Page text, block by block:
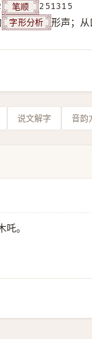
笔顺
251315
字形分析 形声；从
说文解字 音韵
。